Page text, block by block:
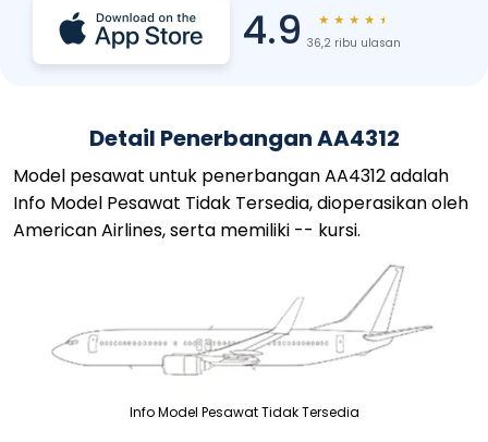
4.9 ★ ★ ★ ★ ★
36,2 ribu ulasan
Detail Penerbangan AA4312
Model pesawat untuk penerbangan AA4312 adalah
Info Model Pesawat Tidak Tersedia, dioperasikan oleh
American Airlines, serta memiliki -- kursi.
Info Model Pesawat Tidak Tersedia